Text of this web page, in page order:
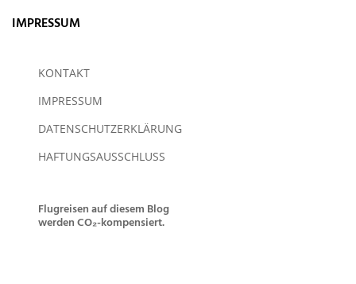
IMPRESSUM
KONTAKT
IMPRESSUM
DATENSCHUTZERKLÄRUNG
HAFTUNGSAUSSCHLUSS
Flugreisen auf diesem Blog
werden CO₂-kompensiert.